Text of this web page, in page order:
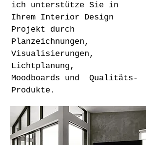
ich unterstütze Sie in
Ihrem Interior Design
Projekt durch
Planzeichnungen,
Visualisierungen,
Lichtplanung,
Moodboards und Qualitäts-
Produkte.